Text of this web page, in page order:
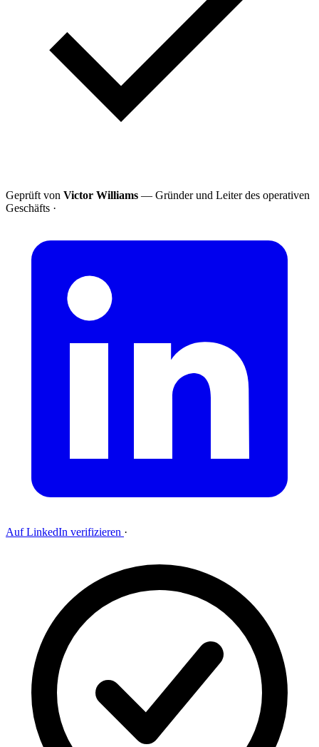
Geprüft von Victor Williams — Gründer und Leiter des operativen
Geschäfts ·
Auf LinkedIn verifizieren ·